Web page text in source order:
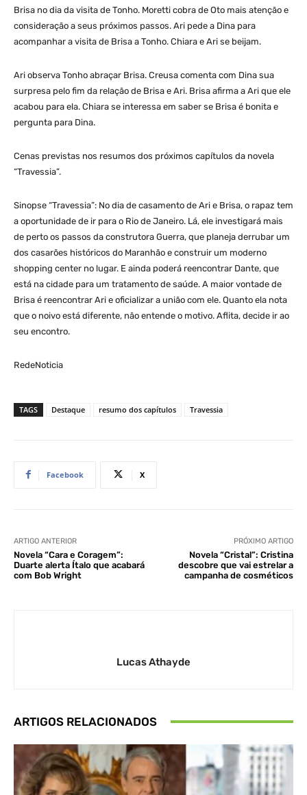
Brisa no dia da visita de Tonho. Moretti cobra de Oto mais atenção e
consideração a seus próximos passos. Ari pede a Dina para
acompanhar a visita de Brisa a Tonho. Chiara e Ari se beijam.
Ari observa Tonho abraçar Brisa. Creusa comenta com Dina sua
surpresa pelo fim da relação de Brisa e Ari. Brisa afirma a Ari que ele
acabou para ela. Chiara se interessa em saber se Brisa é bonita e
pergunta para Dina.
Cenas previstas nos resumos dos próximos capítulos da novela
“Travessia”.
Sinopse “Travessia”: No dia de casamento de Ari e Brisa, o rapaz tem
a oportunidade de ir para o Rio de Janeiro. Lá, ele investigará mais
de perto os passos da construtora Guerra, que planeja derrubar um
dos casarões históricos do Maranhão e construir um moderno
shopping center no lugar. E ainda poderá reencontrar Dante, que
está na cidade para um tratamento de saúde. A maior vontade de
Brisa é reencontrar Ari e oficializar a união com ele. Quanto ela nota
que o noivo está diferente, não entende o motivo. Aflita, decide ir ao
seu encontro.
RedeNoticia
TAGS Destaque resumo dos capítulos Travessia
Facebook X
ARTIGO ANTERIOR
Novela “Cara e Coragem”:
Duarte alerta Ítalo que acabará
com Bob Wright
PRÓXIMO ARTIGO
Novela “Cristal”: Cristina
descobre que vai estrelar a
campanha de cosméticos
Lucas Athayde
ARTIGOS RELACIONADOS